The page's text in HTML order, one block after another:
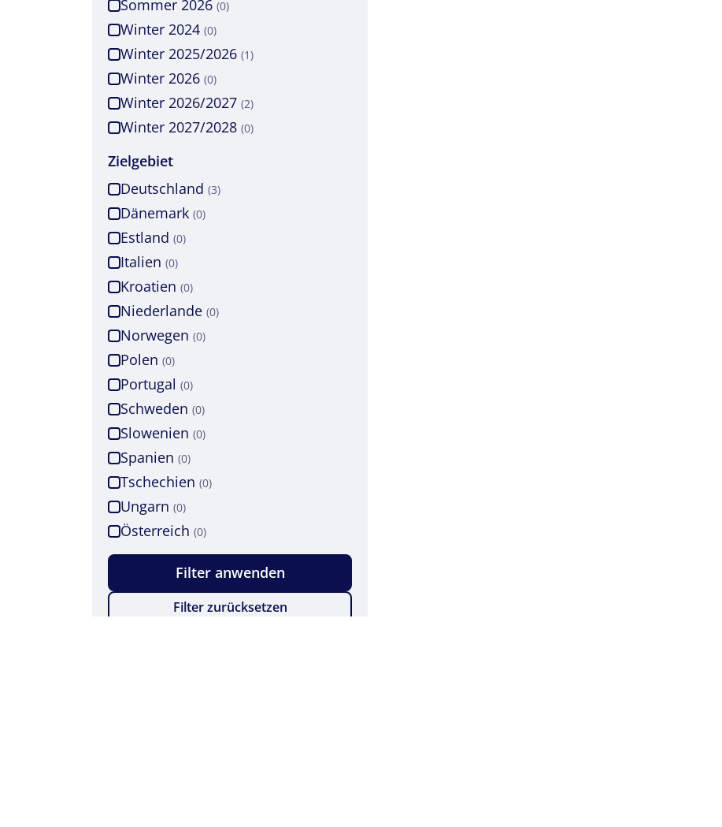
Sommer 2026 (0)
Winter 2024 (0)
Winter 2025/2026 (1)
Winter 2026 (0)
Winter 2026/2027 (2)
Winter 2027/2028 (0)
Zielgebiet
Deutschland (3)
Dänemark (0)
Estland (0)
Italien (0)
Kroatien (0)
Niederlande (0)
Norwegen (0)
Polen (0)
Portugal (0)
Schweden (0)
Slowenien (0)
Spanien (0)
Tschechien (0)
Ungarn (0)
Österreich (0)
Filter anwenden
Filter zurücksetzen